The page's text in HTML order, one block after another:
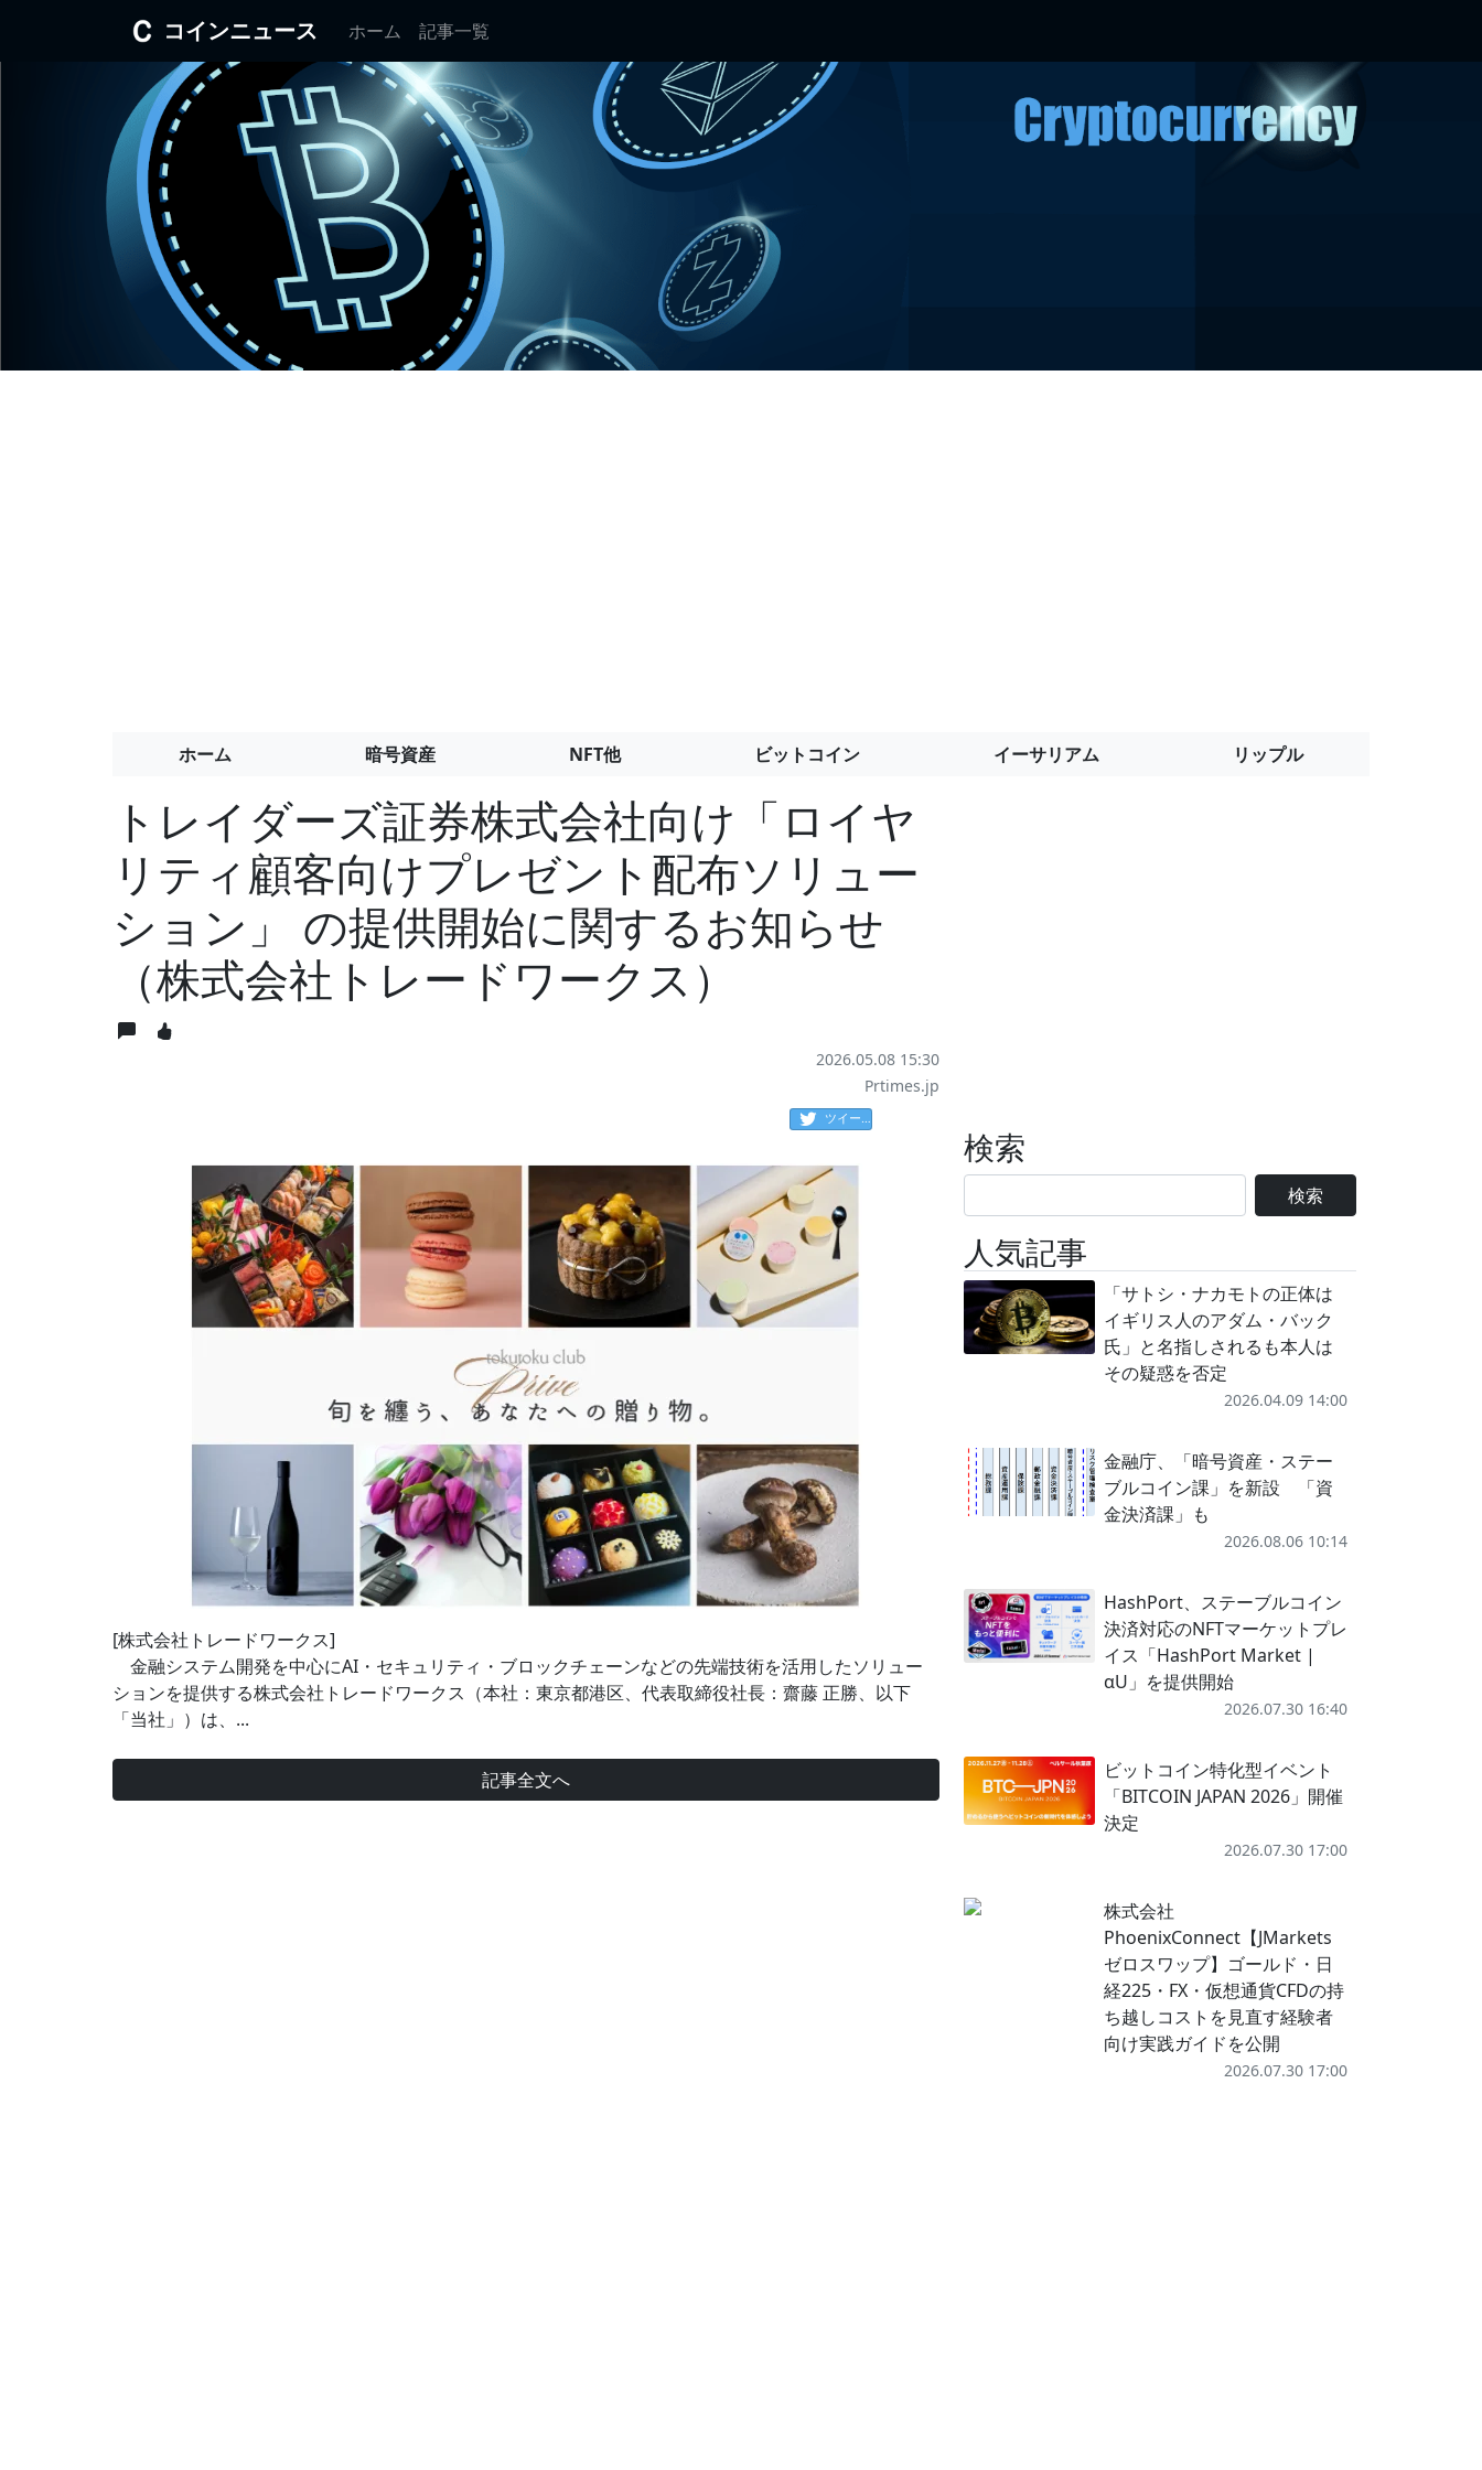
コインニュース ホーム 記事一覧
ホーム 暗号資産 NFT他 ビットコイン イーサリアム リップル
トレイダーズ証券株式会社向け「ロイヤ
リティ顧客向けプレゼント配布ソリュー
ション」 の提供開始に関するお知らせ
（株式会社トレードワークス）
2026.05.08 15:30
Prtimes.jp
ツイート
[株式会社トレードワークス]
金融システム開発を中心にAI・セキュリティ・ブロックチェーンなどの先端技術を活用したソリュー
ションを提供する株式会社トレードワークス（本社：東京都港区、代表取締役社長：齋藤 正勝、以下
「当社」）は、...
記事全文へ
検索
検索
人気記事
「サトシ・ナカモトの正体は
イギリス人のアダム・バック
氏」と名指しされるも本人は
その疑惑を否定
2026.04.09 14:00
金融庁、「暗号資産・ステー
ブルコイン課」を新設 「資
金決済課」も
2026.08.06 10:14
HashPort、ステーブルコイン
決済対応のNFTマーケットプレ
イス「HashPort Market |
αU」を提供開始
2026.07.30 16:40
ビットコイン特化型イベント
「BITCOIN JAPAN 2026」開催
決定
2026.07.30 17:00
株式会社
PhoenixConnect【JMarkets
ゼロスワップ】ゴールド・日
経225・FX・仮想通貨CFDの持
ち越しコストを見直す経験者
向け実践ガイドを公開
2026.07.30 17:00